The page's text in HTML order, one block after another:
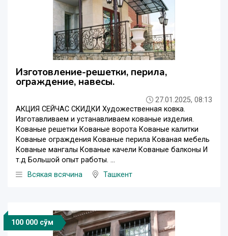
Изготовление-решетки, перила,
ограждение, навесы.
27.01.2025, 08:13
АКЦИЯ СЕЙЧАС СКИДКИ Художественная ковка.
Изготавливаем и устанавливаем кованые изделия.
Кованые решетки Кованые ворота Кованые калитки
Кованые ограждения Кованые перила Кованая мебель
Кованые мангалы Кованые качели Кованые балконы И
т.д Большой опыт работы. ...
Всякая всячина
Ташкент
100 000 сўм